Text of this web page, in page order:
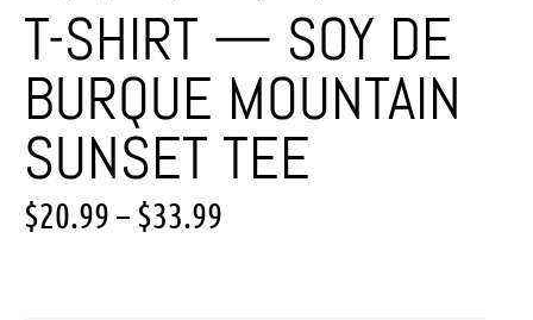
T-SHIRT — SOY DE
BURQUE MOUNTAIN
SUNSET TEE
$20.99–$33.99